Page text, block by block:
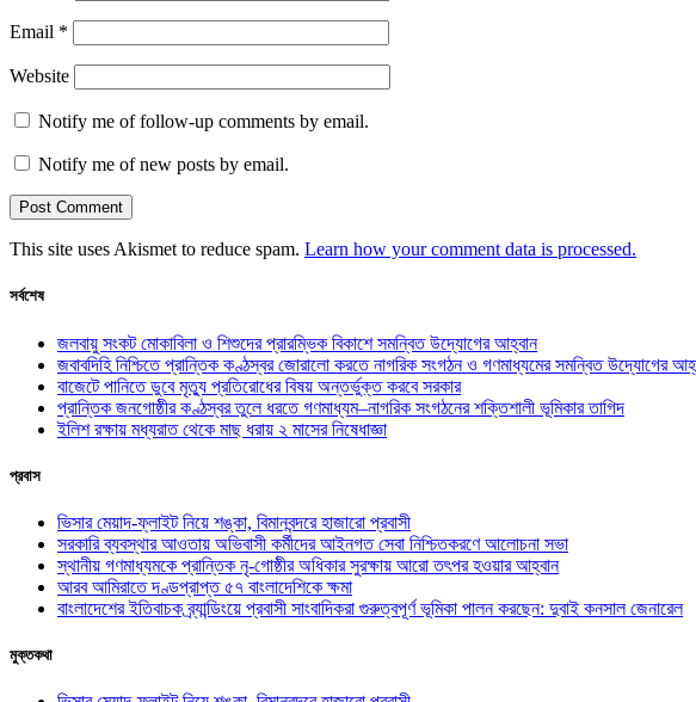
Email *
Website
Notify me of follow-up comments by email.
Notify me of new posts by email.
This site uses Akismet to reduce spam. Learn how your comment data is processed.
সর্বশেষ
জলবায়ু সংকট মোকাবিলা ও শিশুদের প্রারম্ভিক বিকাশে সমন্বিত উদ্যোগের আহ্বান
জবাবদিহি নিশ্চিতে প্রান্তিক কণ্ঠস্বর জোরালো করতে নাগরিক সংগঠন ও গণমাধ্যমের সমন্বিত উদ্যোগের
বাজেটে পানিতে ডুবে মৃত্যু প্রতিরোধের বিষয় অন্তর্ভুক্ত করবে সরকার
প্রান্তিক জনগোষ্ঠীর কণ্ঠস্বর তুলে ধরতে গণমাধ্যম–নাগরিক সংগঠনের শক্তিশালী ভূমিকার তাগিদ
ইলিশ রক্ষায় মধ্যরাত থেকে মাছ ধরায় ২ মাসের নিষেধাজ্ঞা
প্রবাস
ভিসার মেয়াদ-ফ্লাইট নিয়ে শঙ্কা, বিমানবন্দরে হাজারো প্রবাসী
সরকারি ব্যবস্থার আওতায় অভিবাসী কর্মীদের আইনগত সেবা নিশ্চিতকরণে আলোচনা সভা
স্থানীয় গণমাধ্যমকে প্রান্তিক নৃ-গোষ্ঠীর অধিকার সুরক্ষায় আরো তৎপর হওয়ার আহ্বান
আরব আমিরাতে দণ্ডপ্রাপ্ত ৫৭ বাংলাদেশিকে ক্ষমা
বাংলাদেশের ইতিবাচক ব্র্যান্ডিংয়ে প্রবাসী সাংবাদিকরা গুরুত্বপূর্ণ ভূমিকা পালন করছেন: দুবাই কনসাল জেনারেল
মুক্তকথা